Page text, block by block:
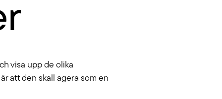
ditt varumärke och webbplats till nya höjder.
av att jobba med tillgängliga webbar
Jobba hos oss
visa upp de olika
att den skall agera som en